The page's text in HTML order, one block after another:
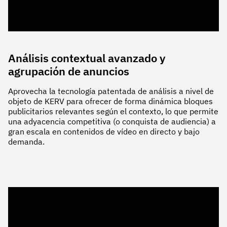
Análisis contextual avanzado y
agrupación de anuncios
Aprovecha la tecnología patentada de análisis a nivel de
objeto de KERV para ofrecer de forma dinámica bloques
publicitarios relevantes según el contexto, lo que permite
una adyacencia competitiva (o conquista de audiencia) a
gran escala en contenidos de vídeo en directo y bajo
demanda.